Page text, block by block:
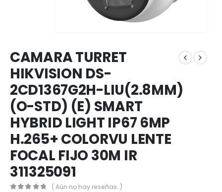
CAMARA TURRET
HIKVISION DS-
2CD1367G2H-LIU(2.8MM)
(O-STD) (E) SMART
HYBRID LIGHT IP67 6MP
H.265+ COLORVU LENTE
FOCAL FIJO 30M IR
311325091
( Aún no hay reseñas. )